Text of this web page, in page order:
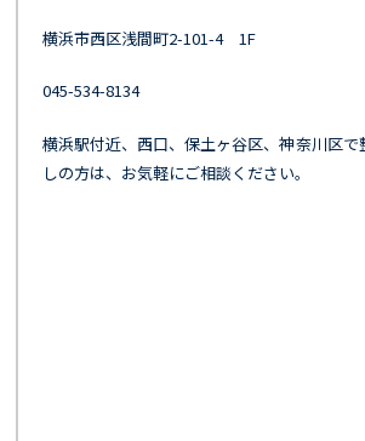
横浜市西区浅間町2-101-4 1F
045-534-8134
横浜駅付近、西口、保土ヶ谷区、神奈川区
しの方は、お気軽にご相談ください。